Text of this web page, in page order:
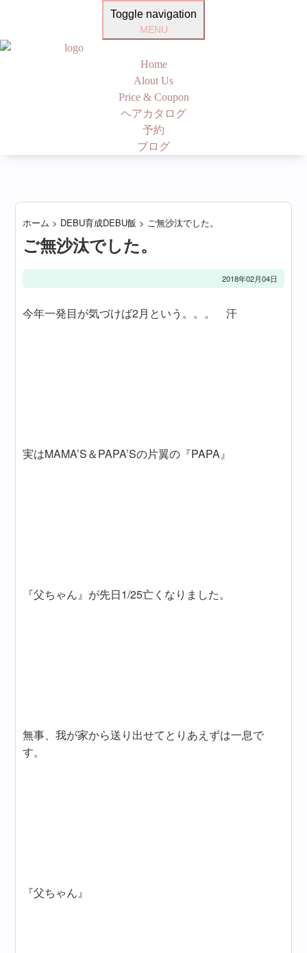
Toggle navigation
MENU
Home
Alout Us
Price & Coupon
ヘアカタログ
予約
ブログ
ホーム > DEBU育成DEBU飯 > ご無沙汰でした。
ご無沙汰でした。
2018年02月04日
今年一発目が気づけば2月という。。。 汗
実はMAMA’S＆PAPA’Sの片翼の『PAPA』
『父ちゃん』が先日1/25亡くなりました。
無事、我が家から送り出せてとりあえずは一息で
す。
『父ちゃん』